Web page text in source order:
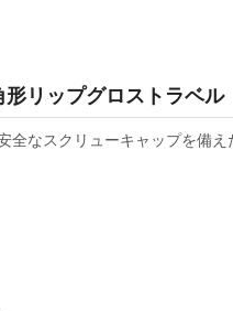
リップグロストラベル
全なスクリューキャップを備